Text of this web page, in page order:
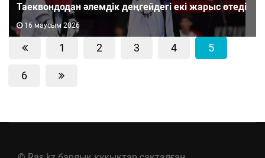
Таеквондодан әлемдік деңгейдегі екі жарыс өтеді
16 маусым 2026
1 2 3 4 5
6